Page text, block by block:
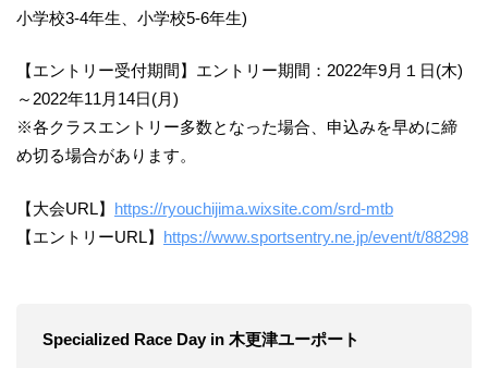
小学校3-4年生、小学校5-6年生)
【エントリー受付期間】エントリー期間：2022年9月１日(木)
～2022年11月14日(月)
※各クラスエントリー多数となった場合、申込みを早めに締
め切る場合があります。
【大会URL】 https://ryouchijima.wixsite.com/srd-mtb
【エントリーURL】 https://www.sportsentry.ne.jp/event/t/88298
Specialized Race Day in 木更津ユーポート